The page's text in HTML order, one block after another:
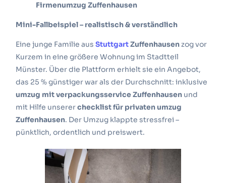
Firmenumzug Zuffenhausen
Mini-Fallbeispiel – realistisch & verständlich
Eine junge Familie ausStuttgartZuffenhausenzog vor
Kurzem in eine größere Wohnung im Stadtteil
Münster. Über die Plattform erhielt sie ein Angebot,
das 25 % günstiger war als der Durchschnitt: inklusive
umzug mit verpackungsservice Zuffenhausen und
mit Hilfe unsererchecklist für privaten umzug
Zuffenhausen. Der Umzug klappte stressfrei –
pünktlich, ordentlich und preiswert.